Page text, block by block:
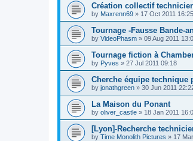
Création collectif
by Maxrenn69 » 17 Oct 2011 16:25
Tournage -Fausse Bande-
by VideoPhasm » 09 Aug 2011
Tournage fiction à
by Pyves » 27 Jul 2011 09:18
Cherche équipe technique
by jonathgreen » 30 Jun 2011
La Maison du Ponant
by oliver_castle » 18 Jan 2011
[Lyon]-Recherche
by Time Monolith Pictures » 17